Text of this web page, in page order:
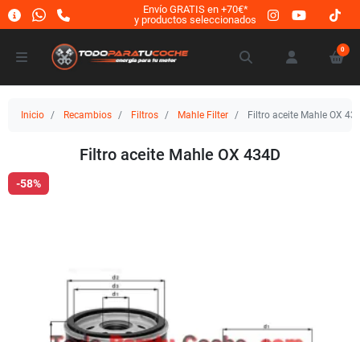
Envío GRATIS en +70€*
y productos seleccionados
0
Inicio Recambios Filtros Mahle Filter Filtro aceite Mahle OX
Filtro aceite Mahle OX 434D
-58%